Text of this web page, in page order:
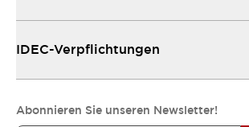
IDEC-Verpflichtungen
Abonnieren Sie unseren Newsletter!